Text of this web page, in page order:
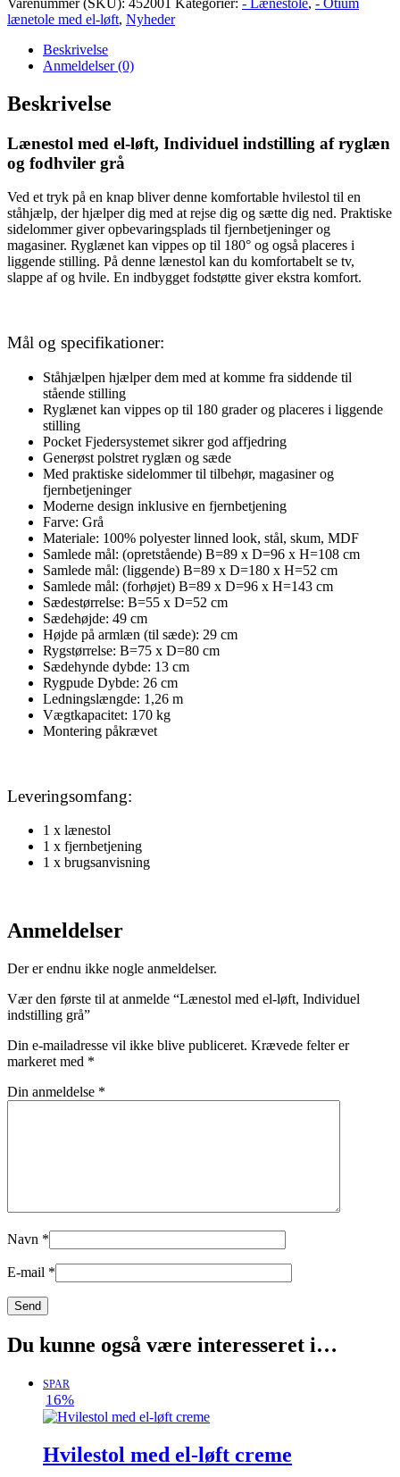
lænetole med el-løft, Nyheder
Beskrivelse
Anmeldelser (0)
Beskrivelse
Lænestol med el-løft, Individuel indstilling af ryglæn
og fodhviler grå
Ved et tryk på en knap bliver denne komfortable hvilestol til en
ståhjælp, der hjælper dig med at rejse dig og sætte dig ned. Praktiske
sidelommer giver opbevaringsplads til fjernbetjeninger og
magasiner. Ryglænet kan vippes op til 180° og også placeres i
liggende stilling. På denne lænestol kan du komfortabelt se tv,
slappe af og hvile. En indbygget fodstøtte giver ekstra komfort.
Mål og specifikationer:
Ståhjælpen hjælper dem med at komme fra siddende til
stående stilling
Ryglænet kan vippes op til 180 grader og placeres i liggende
stilling
Pocket Fjedersystemet sikrer god affjedring
Generøst polstret ryglæn og sæde
Med praktiske sidelommer til tilbehør, magasiner og
fjernbetjeninger
Moderne design inklusive en fjernbetjening
Farve: Grå
Materiale: 100% polyester linned look, stål, skum, MDF
Samlede mål: (opretstående) B=89 x D=96 x H=108 cm
Samlede mål: (liggende) B=89 x D=180 x H=52 cm
Samlede mål: (forhøjet) B=89 x D=96 x H=143 cm
Sædestørrelse: B=55 x D=52 cm
Sædehøjde: 49 cm
Højde på armlæn (til sæde): 29 cm
Rygstørrelse: B=75 x D=80 cm
Sædehynde dybde: 13 cm
Rygpude Dybde: 26 cm
Ledningslængde: 1,26 m
Vægtkapacitet: 170 kg
Montering påkrævet
Leveringsomfang:
1 x lænestol
1 x fjernbetjening
1 x brugsanvisning
Anmeldelser
Der er endnu ikke nogle anmeldelser.
Vær den første til at anmelde “Lænestol med el-løft, Individuel
indstilling grå”
Din e-mailadresse vil ikke blive publiceret. Krævede felter er
markeret med *
Din anmeldelse *
Navn *
E-mail *
Du kunne også være interesseret i…
SPAR
16%
Hvilestol med el-løft creme